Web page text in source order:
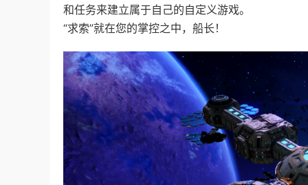
和任务来建立属于自己的自定义游戏。
“求索”就在您的掌控之中，船长！